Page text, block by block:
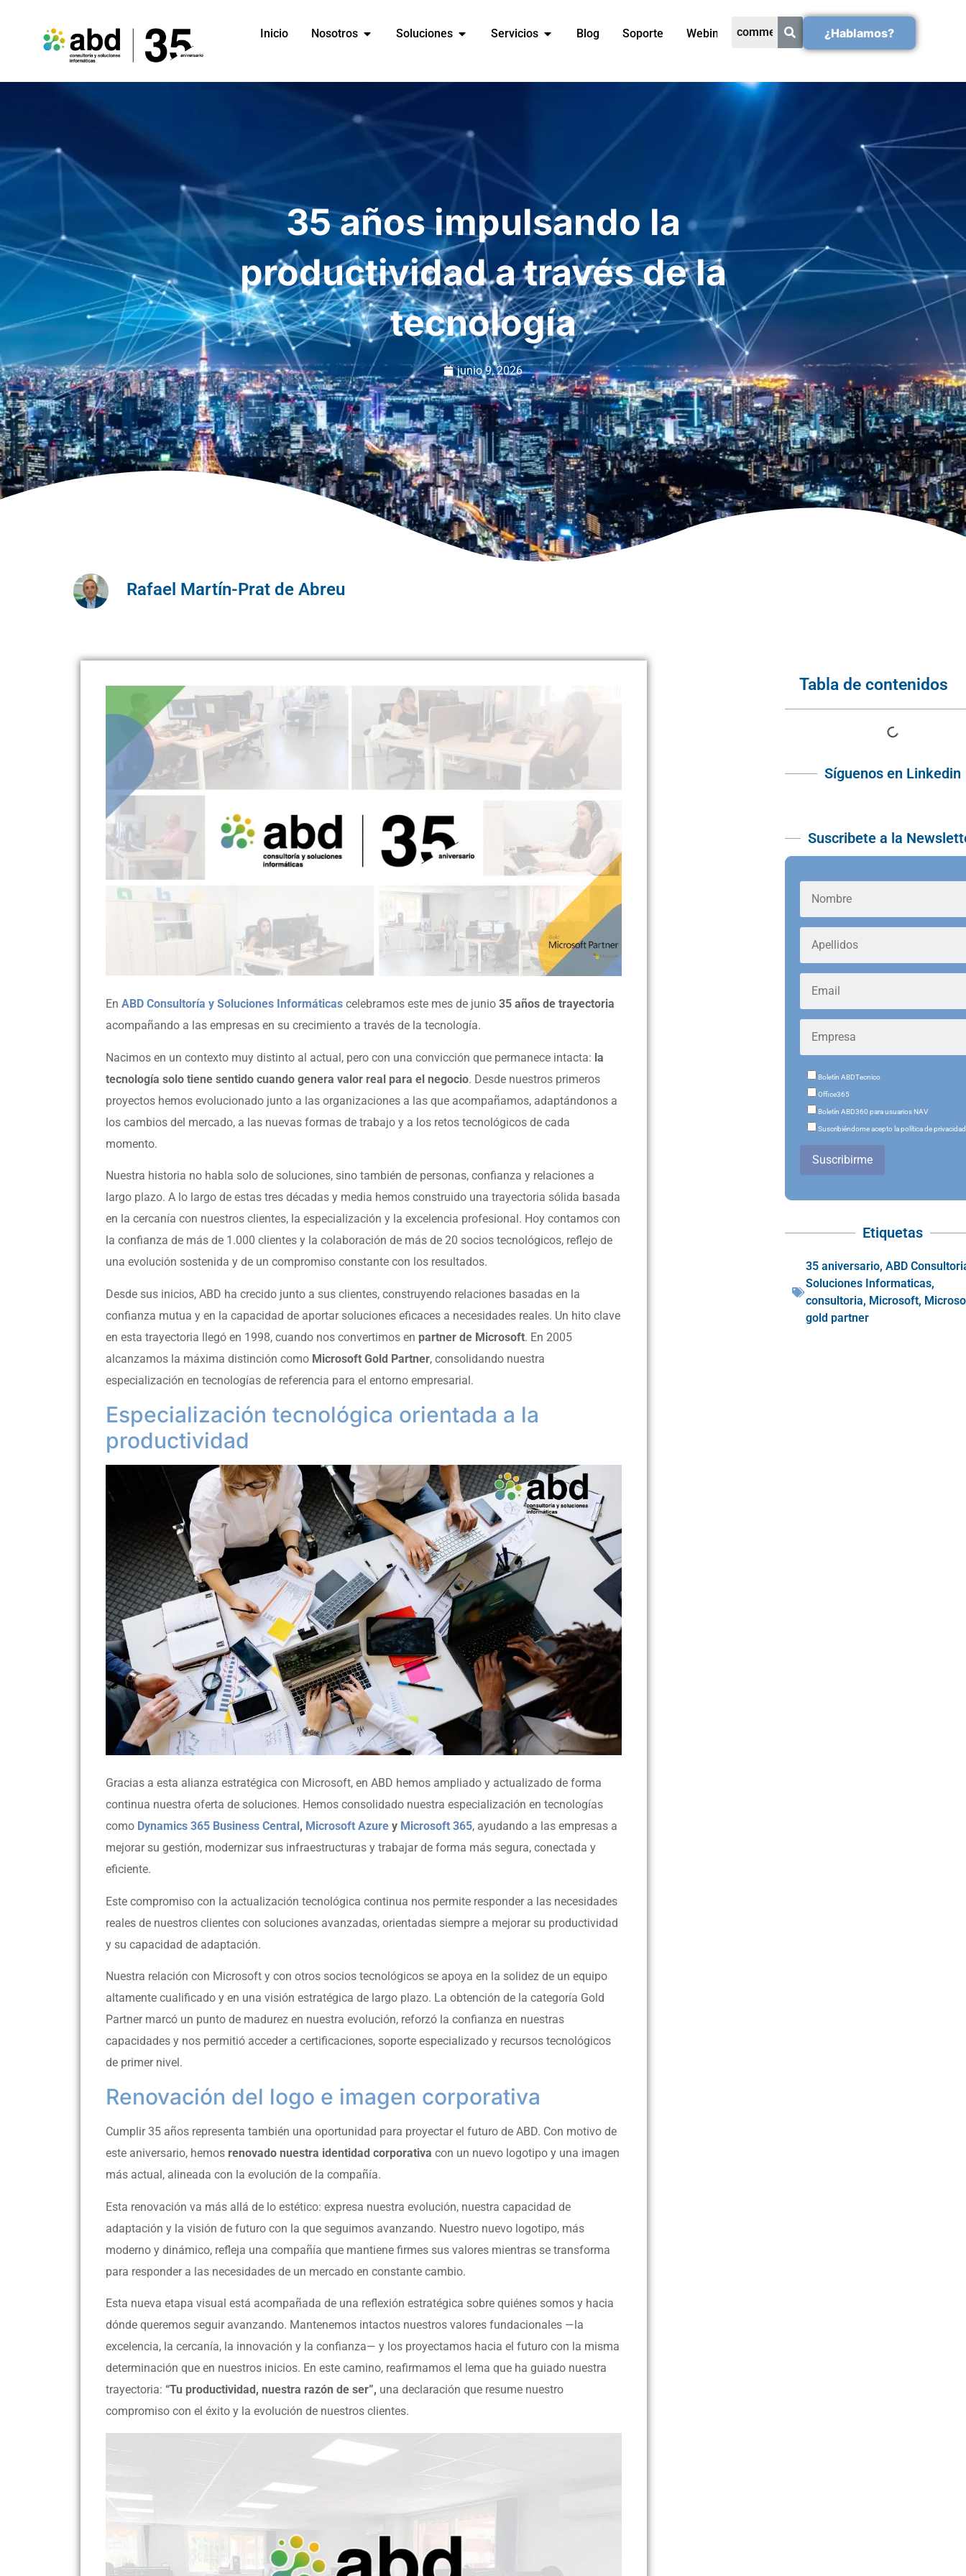
Inicio Nosotros Soluciones Servicios Blog Soporte Webinars ¿Hablamos?
35 años impulsando la
productividad a través de la
tecnología
junio 9, 2026
Rafael Martín-Prat de Abreu
En ABD Consultoría y Soluciones Informáticas celebramos este mes de junio 35 años de trayectoria
acompañando a las empresas en su crecimiento a través de la tecnología.
Nacimos en un contexto muy distinto al actual, pero con una convicción que permanece intacta: la
tecnología solo tiene sentido cuando genera valor real para el negocio. Desde nuestros primeros
proyectos hemos evolucionado junto a las organizaciones a las que acompañamos, adaptándonos a
los cambios del mercado, a las nuevas formas de trabajo y a los retos tecnológicos de cada
momento.
Nuestra historia no habla solo de soluciones, sino también de personas, confianza y relaciones a
largo plazo. A lo largo de estas tres décadas y media hemos construido una trayectoria sólida basada
en la cercanía con nuestros clientes, la especialización y la excelencia profesional. Hoy contamos con
la confianza de más de 1.000 clientes y la colaboración de más de 20 socios tecnológicos, reflejo de
una evolución sostenida y de un compromiso constante con los resultados.
Desde sus inicios, ABD ha crecido junto a sus clientes, construyendo relaciones basadas en la
confianza mutua y en la capacidad de aportar soluciones eficaces a necesidades reales. Un hito clave
en esta trayectoria llegó en 1998, cuando nos convertimos en partner de Microsoft. En 2005
alcanzamos la máxima distinción como Microsoft Gold Partner, consolidando nuestra
especialización en tecnologías de referencia para el entorno empresarial.
Especialización tecnológica orientada a la
productividad
Gracias a esta alianza estratégica con Microsoft, en ABD hemos ampliado y actualizado de forma
continua nuestra oferta de soluciones. Hemos consolidado nuestra especialización en tecnologías
como Dynamics 365 Business Central , Microsoft Azure y Microsoft 365, ayudando a las empresas a
mejorar su gestión, modernizar sus infraestructuras y trabajar de forma más segura, conectada y
eficiente.
Este compromiso con la actualización tecnológica continua nos permite responder a las necesidades
reales de nuestros clientes con soluciones avanzadas, orientadas siempre a mejorar su productividad
y su capacidad de adaptación.
Nuestra relación con Microsoft y con otros socios tecnológicos se apoya en la solidez de un equipo
altamente cualificado y en una visión estratégica de largo plazo. La obtención de la categoría Gold
Partner marcó un punto de madurez en nuestra evolución, reforzó la confianza en nuestras
capacidades y nos permitió acceder a certificaciones, soporte especializado y recursos tecnológicos
de primer nivel.
Renovación del logo e imagen corporativa
Cumplir 35 años representa también una oportunidad para proyectar el futuro de ABD. Con motivo de
este aniversario, hemos renovado nuestra identidad corporativa con un nuevo logotipo y una imagen
más actual, alineada con la evolución de la compañía.
Esta renovación va más allá de lo estético: expresa nuestra evolución, nuestra capacidad de
adaptación y la visión de futuro con la que seguimos avanzando. Nuestro nuevo logotipo, más
moderno y dinámico, refleja una compañía que mantiene firmes sus valores mientras se transforma
para responder a las necesidades de un mercado en constante cambio.
Esta nueva etapa visual está acompañada de una reflexión estratégica sobre quiénes somos y hacia
dónde queremos seguir avanzando. Mantenemos intactos nuestros valores fundacionales —la
excelencia, la cercanía, la innovación y la confianza— y los proyectamos hacia el futuro con la misma
determinación que en nuestros inicios. En este camino, reafirmamos el lema que ha guiado nuestra
trayectoria: “Tu productividad, nuestra razón de ser”, una declaración que resume nuestro
compromiso con el éxito y la evolución de nuestros clientes.
Tabla de contenidos
Síguenos en Linkedin
Suscribete a la
Boletín ABDTecnico
Office365
Boletín ABD360 para usuarios NAV
Suscribiéndome acepto la política de privacidad
Suscribirme
Etiquetas
35 aniversario,ABD
Soluciones Informaticas,
consultoria, Microsoft,
gold partner